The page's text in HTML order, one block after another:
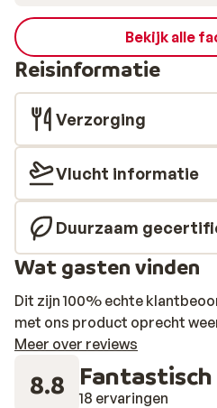
Bekijk alle
Reisinformatie
Verzorging
Vlucht informatie
Duurzaam
Wat gasten vinden
Dit zijn 100% echte
met ons product oprecht
Meer over reviews
8.8 Fantastisch
18 ervaringen